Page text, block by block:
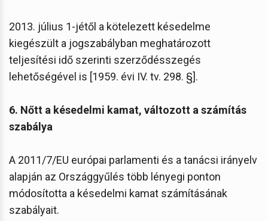
2013. július 1-jétől a kötelezett késedelme
kiegészült a jogszabályban meghatározott
teljesítési idő szerinti szerződésszegés
lehetőségével is [1959. évi IV. tv. 298. §].
6. Nőtt a késedelmi kamat, változott a számítás
szabálya
A 2011/7/EU európai parlamenti és a tanácsi irányelv
alapján az Országgyűlés több lényegi ponton
módosította a késedelmi kamat számításának
szabályait.